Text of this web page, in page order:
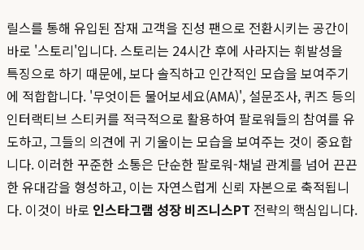
릴스를 통해 유입된 잠재 고객을 진성 팬으로 전환시키는 공간이
바로 '스토리'입니다. 스토리는 24시간 후에 사라지는 휘발성을
특징으로 하기 때문에, 보다 솔직하고 인간적인 모습을 보여주기
에 적합합니다. '무엇이든 물어보세요(AMA)', 설문조사, 퀴즈 등의
인터랙티브 스티커를 적극적으로 활용하여 팔로워들의 참여를 유
도하고, 그들의 의견에 귀 기울이는 모습을 보여주는 것이 중요합
니다. 이러한 꾸준한 소통은 단순한 팔로워-채널 관계를 넘어 끈끈
한 유대감을 형성하고, 이는 자연스럽게 신뢰 자본으로 축적됩니
다. 이것이 바로 인스타그램 성장 비즈니스PT 전략의 핵심입니다.